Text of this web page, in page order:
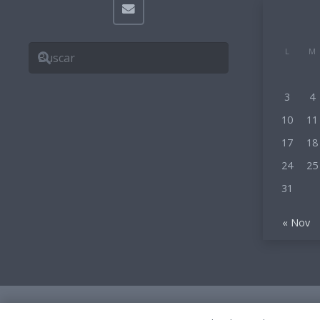
L M
3
4
10
11
17
18
24
25
31
« Nov